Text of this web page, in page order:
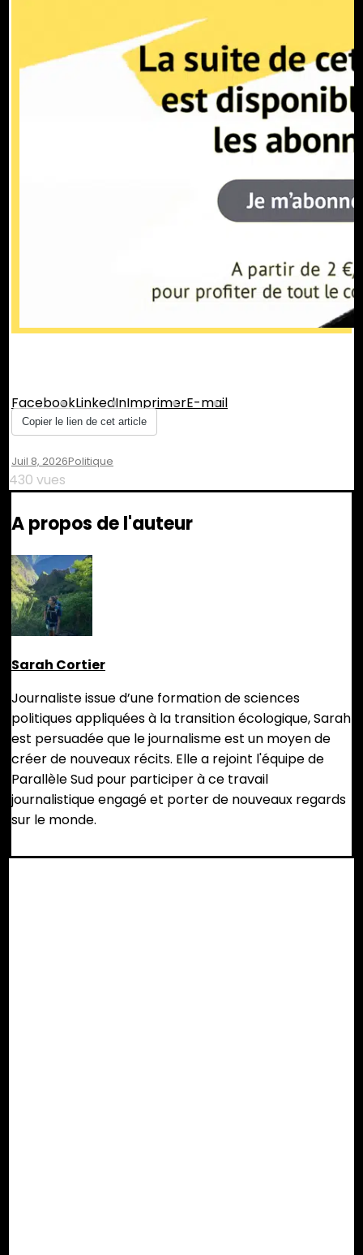
FacebookLinkedInImprimerE-mail
Copier le lien de cet article
Juil 8, 2026Politique
430 vues
A propos de l'auteur
Sarah Cortier
Journaliste issue d’une formation de sciences
politiques appliquées à la transition écologique, Sarah
est persuadée que le journalisme est un moyen de
créer de nouveaux récits. Elle a rejoint l'équipe de
Parallèle Sud pour participer à ce travail
journalistique engagé et porter de nouveaux regards
sur le monde.